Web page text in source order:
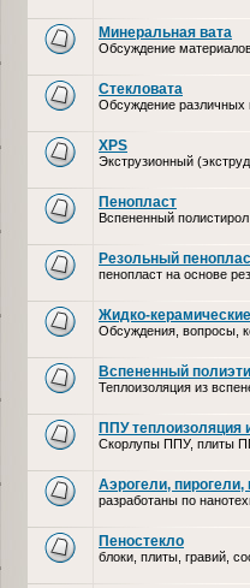
Минеральная вата
Обсуждение
Стекловата
Обсуждение различных
XPS
Экструзионный
Пенопласт
Вспененный полистирол
Резольный
пенопласт на основе
Жидко-
Обсуждения, вопросы,
Вспененный
Теплоизоляция из
ППУ теплоизоляция
Скорлупы ППУ, плиты
Аэрогели, пирогели,
разработаны по
Пеностекло
блоки, плиты, гравий,